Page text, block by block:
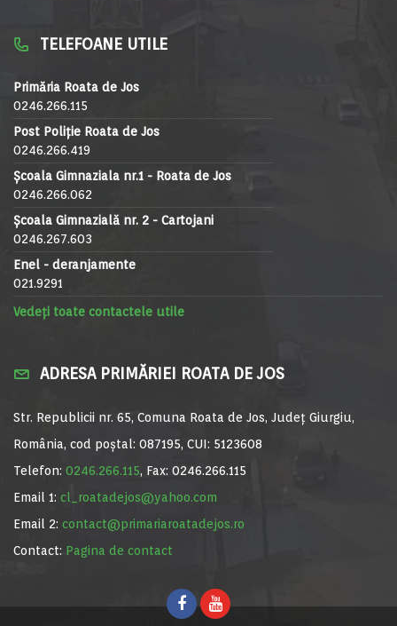
TELEFOANE UTILE
Primăria Roata de Jos
0246.266.115
Post Poliție Roata de Jos
0246.266.419
Școala Gimnaziala nr.1 - Roata de Jos
0246.266.062
Școala Gimnazială nr. 2 - Cartojani
0246.267.603
Enel - deranjamente
021.9291
Vedeți toate contactele utile
ADRESA PRIMĂRIEI ROATA DE JOS
Str. Republicii nr. 65, Comuna Roata de Jos, Județ Giurgiu,
România, cod poștal: 087195, CUI: 5123608
Telefon: 0246.266.115, Fax: 0246.266.115
Email 1: cl_roatadejos@yahoo.com
Email 2: contact@primariaroatadejos.ro
Contact: Pagina de contact